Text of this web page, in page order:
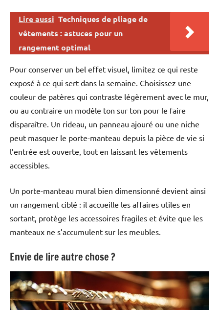
Lire aussi Techniques de pliage de
vêtements : astuces pour un
rangement optimal
Pour conserver un bel effet visuel, limitez ce qui reste
exposé à ce qui sert dans la semaine. Choisissez une
couleur de patères qui contraste légèrement avec le mur,
ou au contraire un modèle ton sur ton pour le faire
disparaître. Un rideau, un panneau ajouré ou une niche
peut masquer le porte-manteau depuis la pièce de vie si
l’entrée est ouverte, tout en laissant les vêtements
accessibles.
Un porte-manteau mural bien dimensionné devient ainsi
un rangement ciblé : il accueille les affaires utiles en
sortant, protège les accessoires fragiles et évite que les
manteaux ne s’accumulent sur les meubles.
Envie de lire autre chose ?